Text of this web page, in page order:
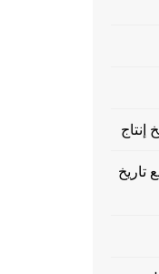
إنتاج
تاريخ